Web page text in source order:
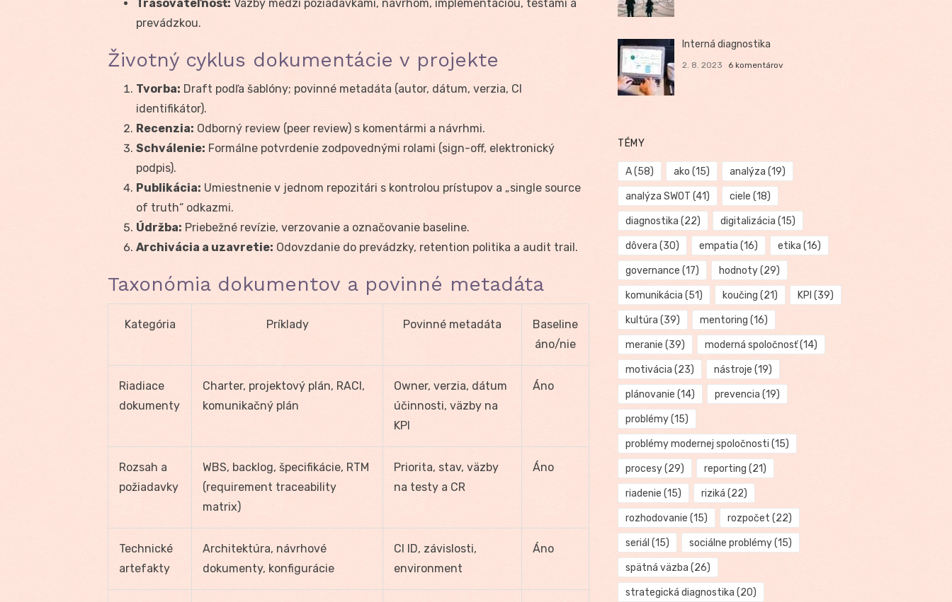
Trasovateľnosť: Väzby medzi požiadavkami, návrhom, implementáciou, testami a
prevádzkou.
Životný cyklus dokumentácie v projekte
Tvorba: Draft podľa šablóny; povinné metadáta (autor, dátum, verzia, CI
identifikátor).
Recenzia: Odborný review (peer review) s komentármi a návrhmi.
Schválenie: Formálne potvrdenie zodpovednými rolami (sign-off, elektronický
podpis).
Publikácia: Umiestnenie v jednom repozitári s kontrolou prístupov a „single source
of truth“ odkazmi.
Údržba: Priebežné revízie, verzovanie a označovanie baseline.
Archivácia a uzavretie: Odovzdanie do prevádzky, retention politika a audit trail.
Taxonómia dokumentov a povinné metadáta
Kategória Príklady Povinné metadáta
Baseline
áno/nie
Riadiace
dokumenty
Charter, projektový plán, RACI,
komunikačný plán
Owner, verzia, dátum
účinnosti, väzby na
KPI
Áno
Rozsah a
požiadavky
WBS, backlog, špecifikácie, RTM
(requirement traceability
matrix)
Priorita, stav, väzby
na testy a CR
Áno
Technické
artefakty
Architektúra, návrhové
dokumenty, konfigurácie
CI ID, závislosti,
environment
Áno
Interná diagnostika
2. 8. 2023 6 komentárov
TÉMY
A(58) ako (15) analýza (19)
analýza SWOT (41) ciele (18)
diagnostika (22) digitalizácia (15)
dôvera (30) empatia (16) etika (16)
governance (17) hodnoty(29)
komunikácia (51) koučing (21) KPI (39)
kultúra (39) mentoring (16)
meranie (39) moderná spoločnosť(14)
motivácia (23) nástroje (19)
plánovanie (14) prevencia (19)
problémy(15)
problémy modernej spoločnosti (15)
procesy(29) reporting (21)
riadenie (15) riziká (22)
rozhodovanie (15) rozpočet (22)
seriál (15) sociálne problémy(15)
spätná väzba (26)
strategická diagnostika (20)